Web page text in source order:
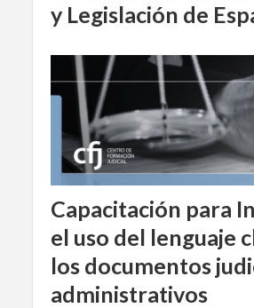
y Legislación de
Capacitación para
el uso del lenguaje
los documentos
administrativos